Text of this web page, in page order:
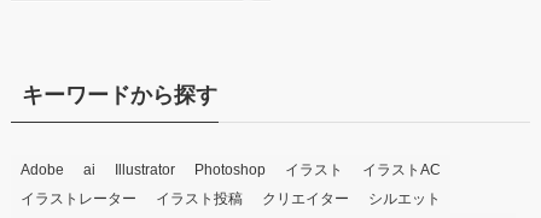
キーワードから探す
Adobe ai Illustrator Photoshop イラスト
イラストAC
イラストレーター
イラスト投稿 クリエイター
シルエット